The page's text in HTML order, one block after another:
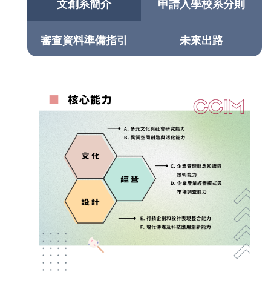
文創系簡介 申請入學校系分則
審查資料準備指引 未來出路